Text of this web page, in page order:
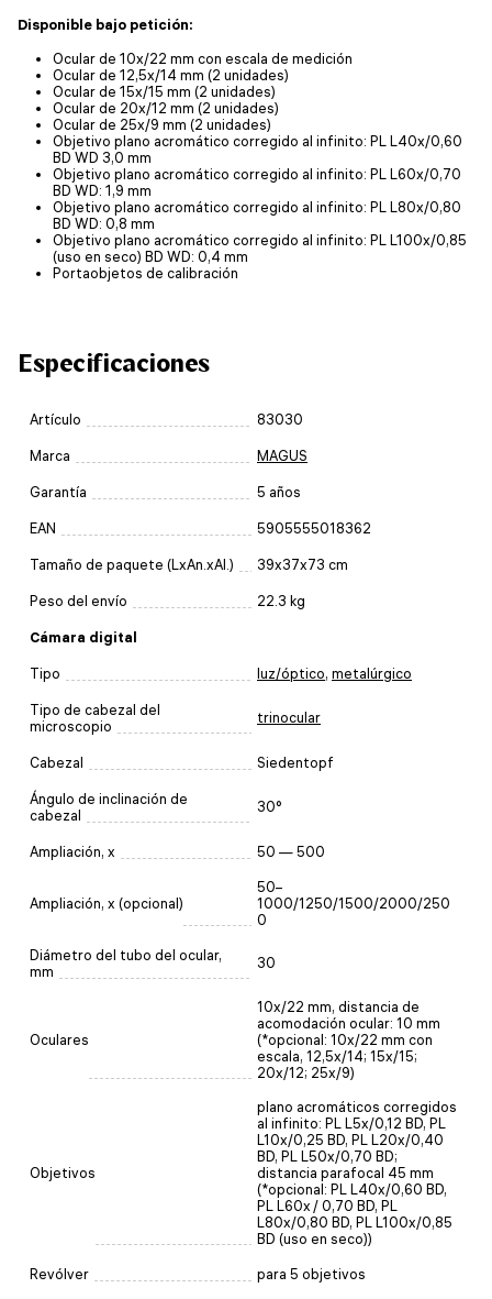
Disponible bajo petición:
Ocular de 10x/22 mm con escala de medición
Ocular de 12,5x/14 mm (2 unidades)
Ocular de 15x/15 mm (2 unidades)
Ocular de 20x/12 mm (2 unidades)
Ocular de 25x/9 mm (2 unidades)
Objetivo plano acromático corregido al infinito: PL L40x/0,60
BD WD 3,0 mm
Objetivo plano acromático corregido al infinito: PL L60x/0,70
BD WD: 1,9 mm
Objetivo plano acromático corregido al infinito: PL L80x/0,80
BD WD: 0,8 mm
Objetivo plano acromático corregido al infinito: PL L100х/0,85
(uso en seco) BD WD: 0,4 mm
Portaobjetos de calibración
Especificaciones
Artículo 83030
Marca MAGUS
Garantía 5 años
EAN 5905555018362
Tamaño de paquete (LxAn.xAl.) 39x37x73 cm
Peso del envío 22.3 kg
Cámara digital
Tipo luz/óptico, metalúrgico
Tipo de cabezal del
microscopio
trinocular
Cabezal Siedentopf
Ángulo de inclinación de
cabezal
30°
Ampliación, x 50 — 500
Ampliación, x (opcional)
50–
1000/1250/1500/2000/250
0
Diámetro del tubo del ocular,
mm
30
Oculares
10х/22 mm, distancia de
acomodación ocular: 10 mm
(*opcional: 10x/22 mm con
escala, 12,5x/14; 15x/15;
20x/12; 25x/9)
Objetivos
plano acromáticos corregidos
al infinito: PL L5x/0,12 BD, PL
L10x/0,25 BD, PL L20x/0,40
BD, PL L50x/0,70 BD;
distancia parafocal 45 mm
(*opcional: PL L40x/0,60 BD,
PL L60x / 0,70 BD, PL
L80x/0,80 BD, PL L100x/0,85
BD (uso en seco))
Revólver para 5 objetivos